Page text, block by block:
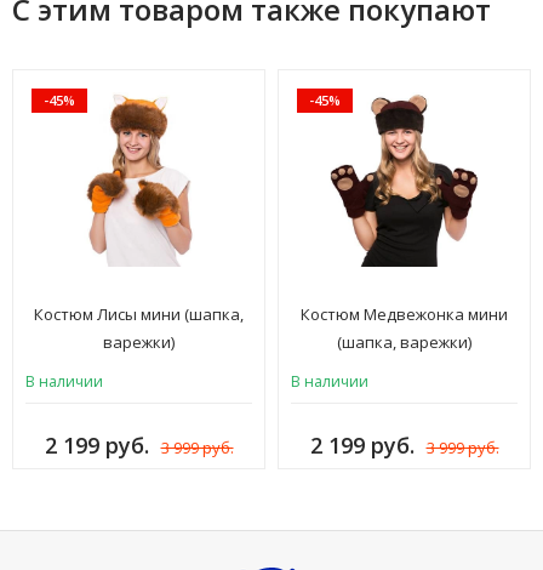
С этим товаром также покупают
-45%
Костюм Лисы мини (шапка,
варежки)
В наличии
2 199 руб. 3 999 руб.
-45%
Костюм Медвежонка мини
(шапка, варежки)
В наличии
2 199 руб. 3 999 руб.